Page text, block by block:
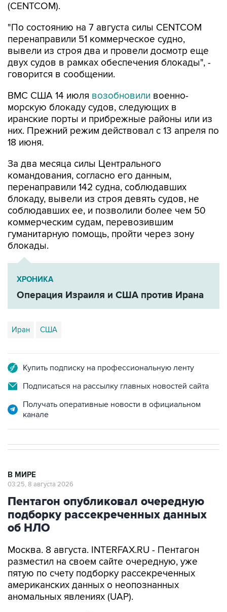
(CENTCOM).
"По состоянию на 7 августа силы CENTCOM
перенаправили 51 коммерческое судно,
вывели из строя два и провели досмотр еще
двух судов в рамках обеспечения блокады", -
говорится в сообщении.
ВМС США 14 июля возобновили военно-
морскую блокаду судов, следующих в
иранские порты и прибрежные районы или из
них. Прежний режим действовал с 13 апреля по
18 июня.
За два месяца силы Центрального
командования, согласно его данным,
перенаправили 142 судна, соблюдавших
блокаду, вывели из строя девять судов, не
соблюдавших ее, и позволили более чем 50
коммерческим судам, перевозившим
гуманитарную помощь, пройти через зону
блокады.
ХРОНИКА
Операция Израиля и США против Ирана
Иран США
Купить подписку на профессиональную ленту
Подписаться на рассылку главных новостей сайта
Получать оперативные новости в официальном
канале
В МИРЕ
03:25, 8 августа 2026
Пентагон опубликовал очередную
подборку рассекреченных данных
об НЛО
Москва. 8 августа. INTERFAX.RU - Пентагон
разместил на своем сайте очередную, уже
пятую по счету подборку рассекреченных
американских данных о неопознанных
аномальных явлениях (UAP).